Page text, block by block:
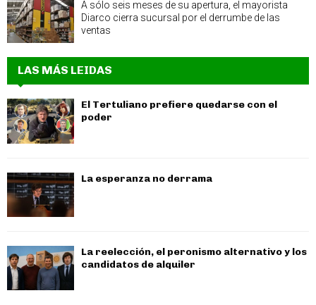
A sólo seis meses de su apertura, el mayorista
Diarco cierra sucursal por el derrumbe de las
ventas
LAS MÁS LEIDAS
El Tertuliano prefiere quedarse con el
poder
La esperanza no derrama
La reelección, el peronismo alternativo y los
candidatos de alquiler